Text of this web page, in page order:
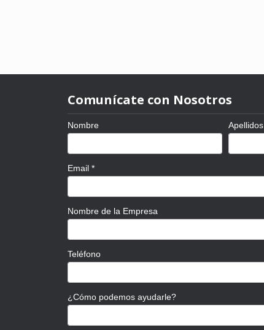
Comunícate con Nosotros
Nombre Apellidos
Email *
Nombre de la Empresa
Teléfono
¿Cómo podemos ayudarle?